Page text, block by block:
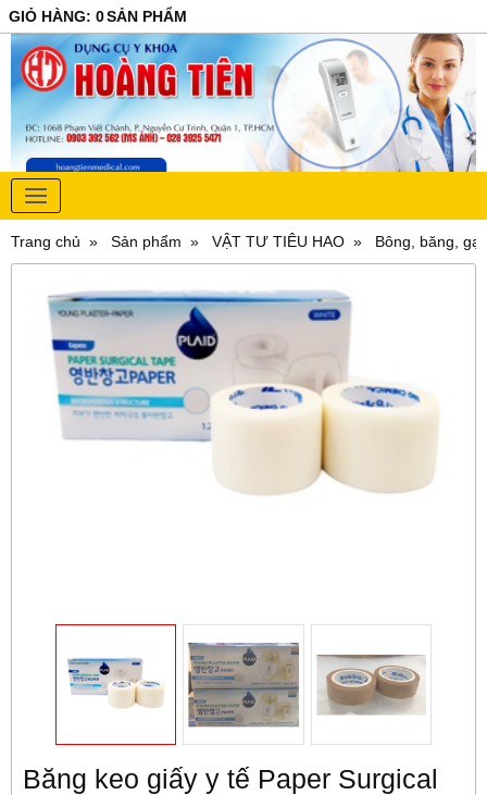
GIỎ HÀNG: 0SẢN PHẨM
Trang chủ Sản phẩm VẬT TƯ TIÊU HAO Bông, băng, gạc
Băng keo giấy y tế Paper Surgical